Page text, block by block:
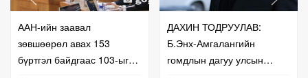
ААН-ийн заавал
зөвшөөрөл авах 153
бүртгэл байдгаас 103-ыг
ДАХИН ТОДРУУЛАВ:
Б.Энх-Амгалангийн
гомдлын дагуу улсын